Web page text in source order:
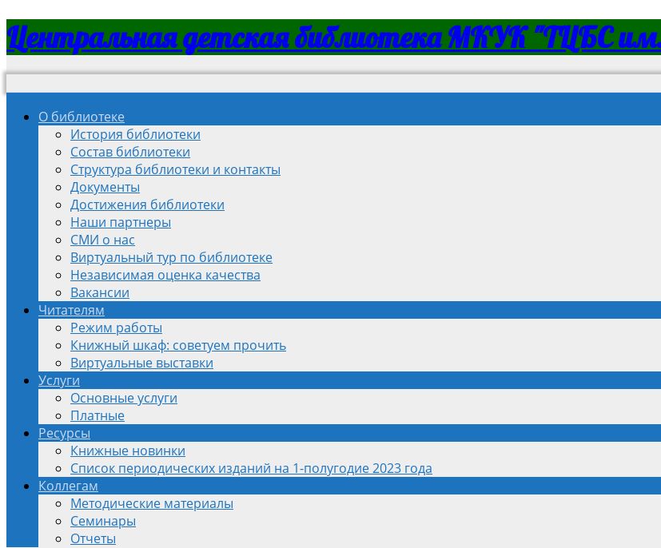
Центральная детская библиотека МКУК "ТЦБС
О библиотеке
История библиотеки
Состав библиотеки
Структура библиотеки и контакты
Документы
Достижения библиотеки
Наши партнеры
СМИ о нас
Виртуальный тур по библиотеке
Независимая оценка качества
Вакансии
Читателям
Режим работы
Книжный шкаф: советуем прочить
Виртуальные выставки
Услуги
Основные услуги
Платные
Ресурсы
Книжные новинки
Список периодических изданий на 1-полугодие 2023 года
Коллегам
Методические материалы
Семинары
Отчеты